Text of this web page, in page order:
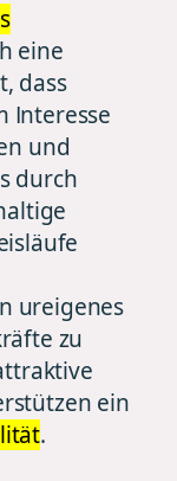
eine
dass
Interesse
und
durch
ureigenes
zu
ein
.